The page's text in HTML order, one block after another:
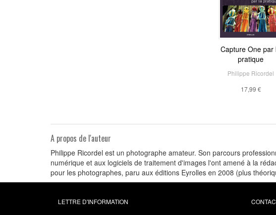
Capture One par
pratique
Philippe Ricordel
17,99 €
A propos de l'auteur
Philippe Ricordel est un photographe amateur. Son parcours
numérique et aux logiciels de traitement d'images l'ont amené à la
pour les photographes, paru aux éditions Eyrolles en 2008 (plus
LETTRE D'INFORMATION